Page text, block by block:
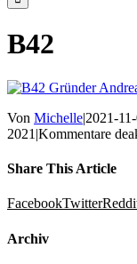
B42
Von Michelle|2021-
2021 |Kommentare
Share This Article
FacebookTwitter
Archiv